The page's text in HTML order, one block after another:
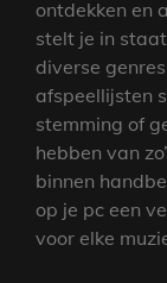
ontdekken en
stelt je in
diverse
afspeellijsten
stemming of
hebben van
binnen
op je pc een
voor elke